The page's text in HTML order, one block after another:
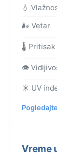
💧
🌬️ Vetar
🌡️ Pritisak
👁️
☀️ UV
Vreme